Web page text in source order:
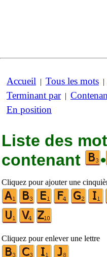
Accueil | Tous les mots |
Terminant par|
En position
Liste des
contenant
•
Cliquez pour ajouter une
Cliquez pour enlever une lettre